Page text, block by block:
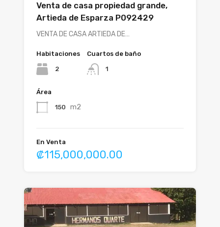
Venta de casa propiedad grande,
Artieda de Esparza P092429
VENTA DE CASA ARTIEDA DE…
Habitaciones
2
Cuartos de baño
1
Área
150 m2
En Venta
₡115,000,000.00